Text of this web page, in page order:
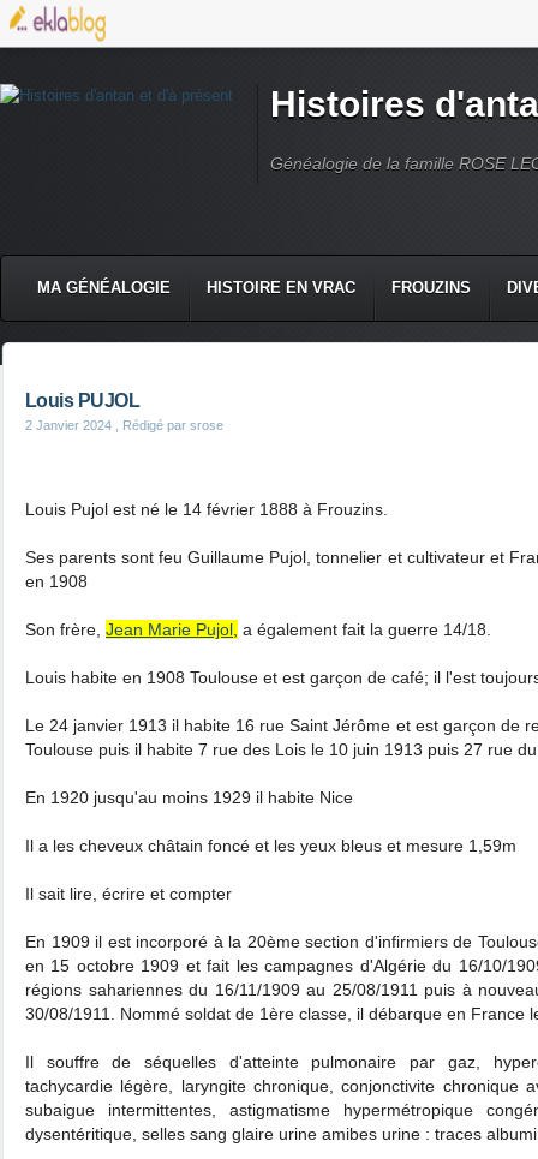
Histoires
Généalogie de la famille ROSE
MA GÉNÉALOGIE HISTOIRE EN VRAC FROUZINS
Louis PUJOL
2 Janvier 2024 , Rédigé par srose
Louis Pujol est né le 14 février 1888 à Frouzins.
Ses parents sont feu Guillaume Pujol, tonnelier et cultivateur et
en 1908
Son frère, Jean Marie Pujol a également fait la guerre 14/18.
Louis habite en 1908 Toulouse et est garçon de café; il l'est
Le 24 janvier 1913 il habite 16 rue Saint Jérôme et est garçon de
Toulouse puis il habite 7 rue des Lois le 10 juin 1913 puis 27 rue
En 1920 jusqu'au moins 1929 il habite Nice
Il a les cheveux châtain foncé et les yeux bleus et mesure 1,59m
Il sait lire, écrire et compter
En 1909 il est incorporé à la 20ème section d'infirmiers de
en 15 octobre 1909 et fait les campagnes d'Algérie du 16/10/
régions sahariennes du 16/11/1909 au 25/08/1911 puis à
30/08/1911. Nommé soldat de 1ère classe, il débarque en France
Il souffre de séquelles d'atteinte pulmonaire par gaz,
tachycardie légère, laryngite chronique, conjonctivite chronique
subaigue intermittentes, astigmatisme hypermétropique
dysentéritique, selles sang glaire urine amibes urine : traces